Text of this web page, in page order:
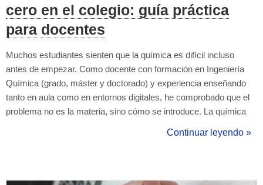
cero en el colegio: guía práctica
para docentes
Muchos estudiantes sienten que la química es difícil incluso
antes de empezar. Como docente con formación en Ingeniería
Química (grado, máster y doctorado) y experiencia enseñando
tanto en aula como en entornos digitales, he comprobado que el
problema no es la materia, sino cómo se introduce. La química
sentido. Esta guía está pensada para profesores que enseñan en
Continuar leyendo »